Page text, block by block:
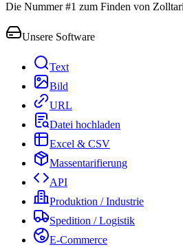
Die Nummer #1 zum Finden von
Unsere Software
Text
Bild
URL
Datei hochladen
Excel & CSV
Massentarifierung
API
Produktion / Industrie
Spedition / Logistik
E-Commerce